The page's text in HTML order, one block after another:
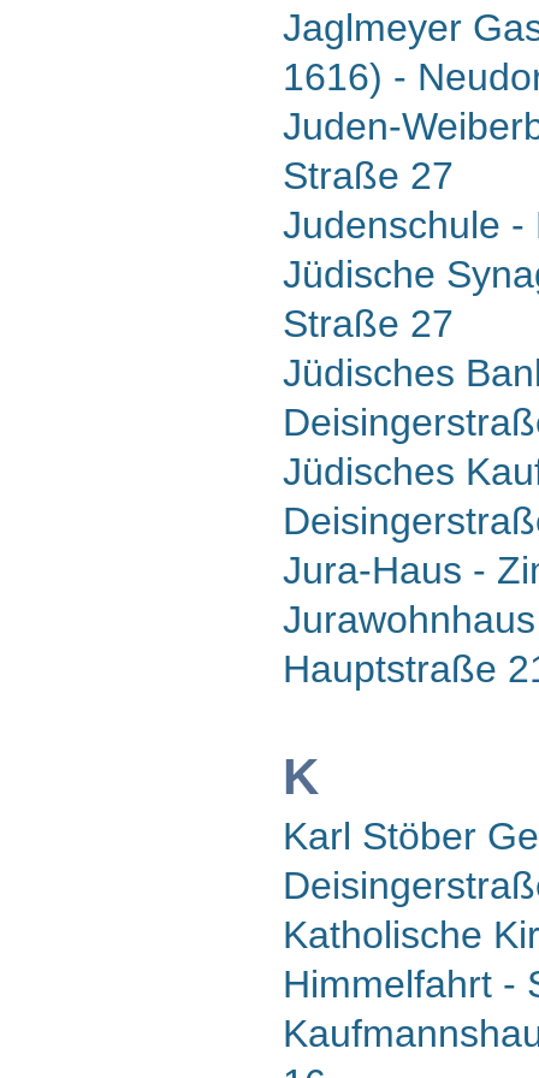
Jaglmeyer
1616) -
Juden-
Straße 27
Judenschule
Jüdische
Straße 27
Jüdisches
Jüdisches
Jura-Haus -
Hauptstraße
K
Karl Stöber
Katholische
Himmelfahrt -